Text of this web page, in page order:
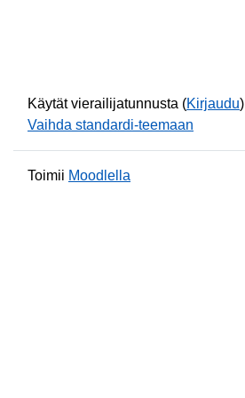
Käytät vierailijatunnusta (Kirjaudu)
Vaihda standardi-teemaan
Toimii Moodlella